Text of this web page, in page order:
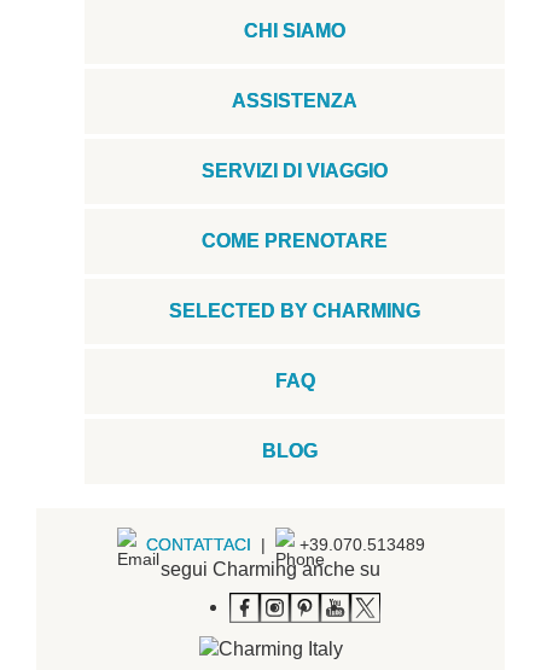
CHI SIAMO
ASSISTENZA
SERVIZI DI VIAGGIO
COME PRENOTARE
SELECTED BY CHARMING
FAQ
BLOG
CONTATTACI | +39.070.513489
segui Charming anche su